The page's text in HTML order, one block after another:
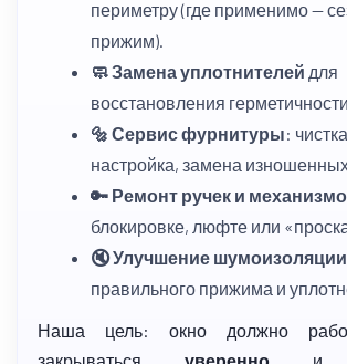
периметру (где применимо —
прижим).
🧼 Замена уплотнителей для
восстановления
🔩 Сервис фурнитуры:
настройка, замена
🔑 Ремонт ручек и
блокировке, люфте или
🔇 Улучшение шумоизоляции
правильного прижима и
Наша цель: окно должно